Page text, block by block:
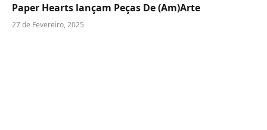
Paper Hearts lançam Peças De (Am)Arte
27 de Fevereiro, 2025